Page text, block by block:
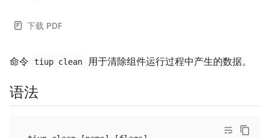
下载 PDF
命令 tiup clean 用于清除组件运行过程中产生的数据。
语法